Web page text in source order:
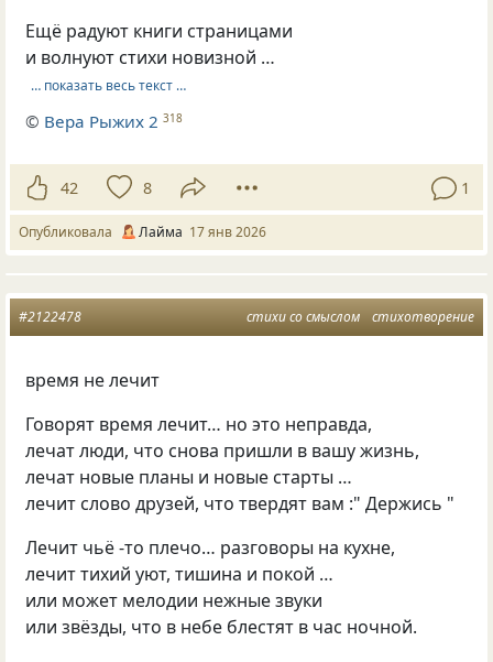
Ещё радуют книги страницами
и волнуют стихи новизной …
… показать весь текст …
© Вера Рыжих 2 318
42 8 1
Опубликовала Лайма 17 янв 2026
стихи со смыслом стихотворение
#2122478
время не лечит
Говорят время лечит… но это неправда,
лечат люди, что снова пришли в вашу жизнь,
лечат новые планы и новые старты …
лечит слово друзей, что твердят вам :" Держись "
Лечит чьё -то плечо… разговоры на кухне,
лечит тихий уют, тишина и покой …
или может мелодии нежные звуки
или звёзды, что в небе блестят в час ночной.